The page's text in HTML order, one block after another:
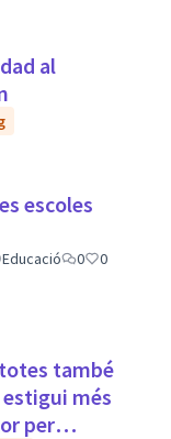
al
escoles
Educació 0
0
també
més
per